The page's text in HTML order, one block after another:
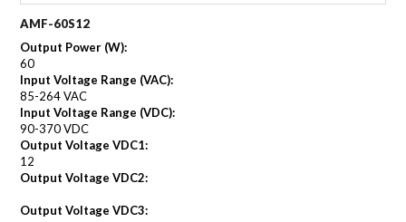
AMF-60S12
Output Power (W):
60
Input Voltage Range (VAC):
85-264 VAC
Input Voltage Range (VDC):
90-370 VDC
Output Voltage VDC1:
12
Output Voltage VDC2:
Output Voltage VDC3: